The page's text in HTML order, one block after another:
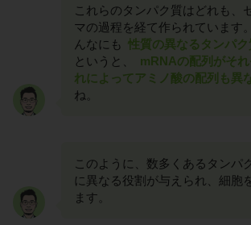
これらのタンパク質はどれも、
マの過程を経て作られています
んなにも 性質の異なるタンパク
というと、
mRNAの配列がそ
れによってアミノ酸の配列も異
ね。
このように、数多くあるタンパ
に異なる役割が与えられ、細胞
ます。